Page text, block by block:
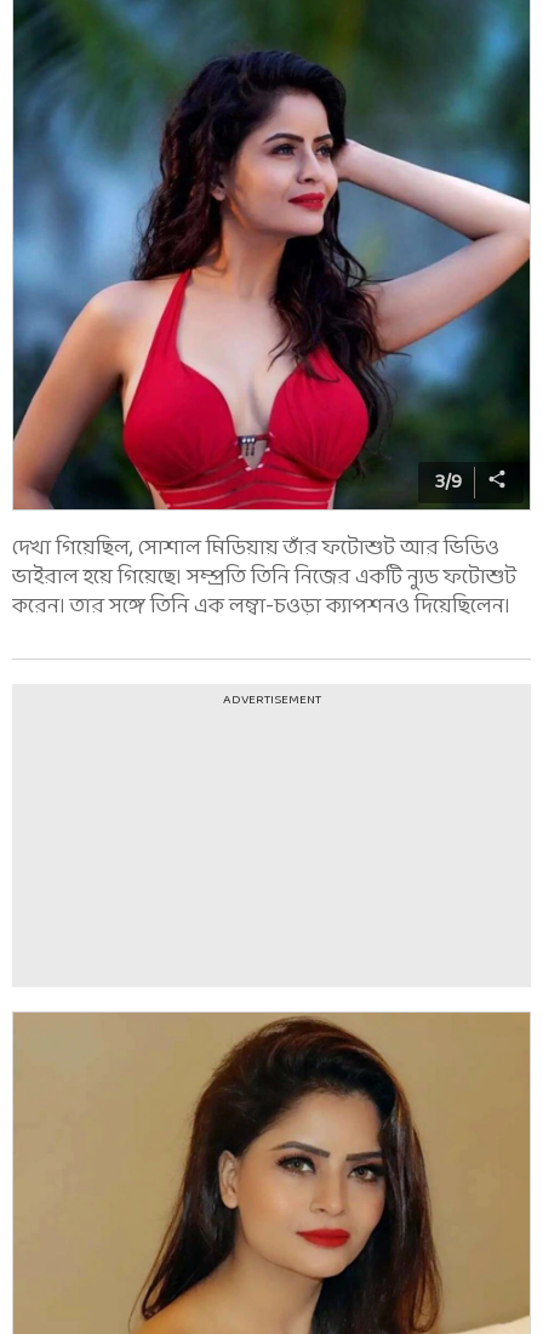
3/9
দেখা গিয়েছিল, সোশাল মিডিয়ায় তাঁর ফটোশুট আর ভিডিও
ভাইরাল হয়ে গিয়েছে। সম্প্রতি তিনি নিজের একটি ন্যুড ফটোশুট
করেন। তার সঙ্গে তিনি এক লম্বা-চওড়া ক্যাপশনও দিয়েছিলেন।
ADVERTISEMENT